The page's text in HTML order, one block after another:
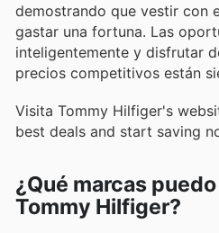
demostrando que vestir con
gastar una fortuna. Las
inteligentemente y disfrutar
precios competitivos están
Visita Tommy Hilfiger's
best deals and start saving
¿Qué marcas
Tommy Hilfiger?